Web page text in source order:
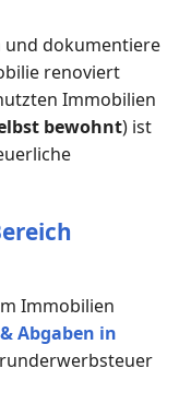
und dokumentiere
renoviert
Immobilien
bewohnt) ist
Immobilien
Abgaben in